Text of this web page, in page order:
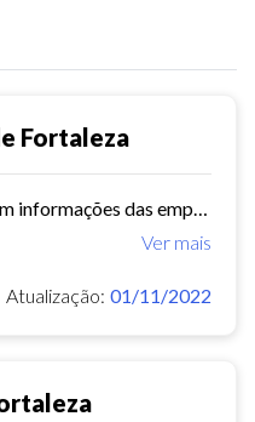
Fortaleza
Ver mais
Atualização: 01/11/2022